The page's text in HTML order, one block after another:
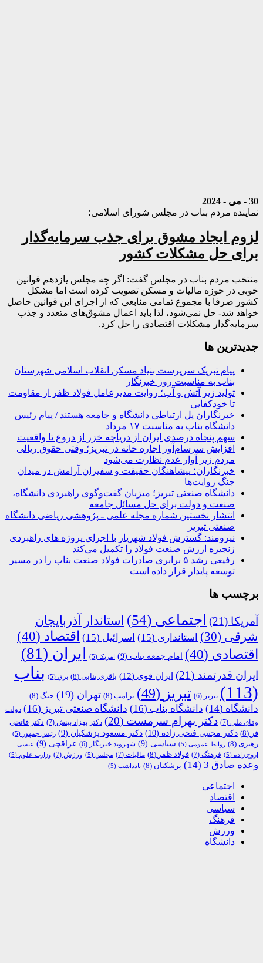
30 - می - 2024
نماینده مردم بناب در مجلس شورای اسلامی؛
لزوم ایجاد مشوق برای جذب سرمایه‌گذار
برای حل مشکلات کشور
منتخب مردم بناب در مجلس گفت: اگر چه مجلس یازدهم قوانین
خوبی در حوزه مالیات و مسکن تصویب کرده است اما مشکل
کشور صرفا با مجموع تمامی منابعی که از اجرای این قوانین حاصل
خواهد شد- حل نمی‌شود، لذا باید اعمال مشوق‌های متعدد و جذب
سرمایه‌گذار مشکلات اقتصادی را حل کرد.
جديدترين ها
پیام تبریک سرپرست بنیاد مسکن انقلاب اسلامی شهرستان
بناب به مناسبت روز خبرنگار
تولید زیر آتش و آب؛ روایت مدیرعامل فولاد ظفر از مقاومت
تا خودکفایی
خبرنگاران پل ارتباطی دانشگاه و جامعه هستند / پیام رئیس
دانشگاه بناب به مناسبت ۱۷ مرداد
سهم پنجاه درصدی ایران از دریاچه خزر از دروغ تا واقعیت
افزایش سرسام‌آور اجاره خانه در تبریز؛ وقتی حقوق ریالی
مردم زیر آوار عدم نظارت می‌شود
خبرنگاران؛ پیشاهنگان حقیقت و سفیران آرامش در میدان
جنگ روایت‌ها
دانشگاه صنعتی تبریز؛ میزبان گفت‌وگوی راهبردی دانشگاه،
صنعت و دولت برای حل مسائل جامعه
انتشار نخستین شماره مجله علمی ـ پژوهشی ریاضی دانشگاه
صنعتی تبریز
نیرومند: گسترش فولاد شهریار با اجرای پروژه های راهبردی
زنجیره ارزش صنعت فولاد را تکمیل می‌کند
رفیعی رشد ۵ برابری صادرات فولاد صنعت بناب را در مسیر
توسعه پایدار قرار داده است
برچسب ها
آمریکا (21) اجتماعی (54)
استاندار آذربایجان
شرقی (30) استانداری (15) اسرائیل (15) اقتصاد (40)
اقتصادی (40) امام جمعه بناب (9) امریکا (5) ایران (81)
ایران قدرتمند (21) ایران قوی (12) باقری بنابی (8) برق (5)
بناب
(113)
تبریر (6) تبریز (49) ترامپ (8) تهران (19) جنگ (8)
دانشگاه (14) دانشگاه بناب (16) دانشگاه صنعتی تبریز (16)
دولت
وفاق ملی (7) دکتر بهرام سرمست (20) دکتر بهزاد بینش (7)
دکتر فاتحی
فر (8) دکتر مجتبی فتحی زاده (10) دکتر مسعود پزشکیان (9) رئیس جمهور (5)
رهبری (8) روابط عمومی (5) سیاسی (9) شهروند خبرنگار (6) عراقچی (9)
عیسی
اروج زاده (5) فرهنگ (7) فولاد ظفر (8) مالیات (7) مجلس (5) ورزش (7) وزارت علوم (5)
وعده صادق 3 (14) پزشکیان (8) یادداشت (5)
اجتماعی
اقتصاد
سیاسی
فرهنگ
ورزش
دانشگاه